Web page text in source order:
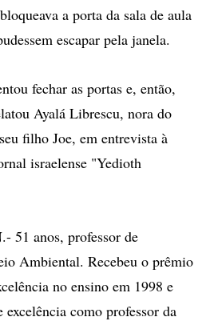
a porta da sala de aula
escapar pela janela.
fechar as portas e, então,
Ayalá Librescu, nora do
filho Joe, em entrevista à
israelense "Yedioth
51 anos, professor de
Ambiental. Recebeu o prêmio
no ensino em 1998 e
como professor da